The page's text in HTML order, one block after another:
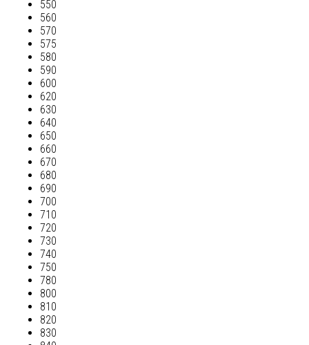
550
560
570
575
580
590
600
620
630
640
650
660
670
680
690
700
710
720
730
740
750
780
800
810
820
830